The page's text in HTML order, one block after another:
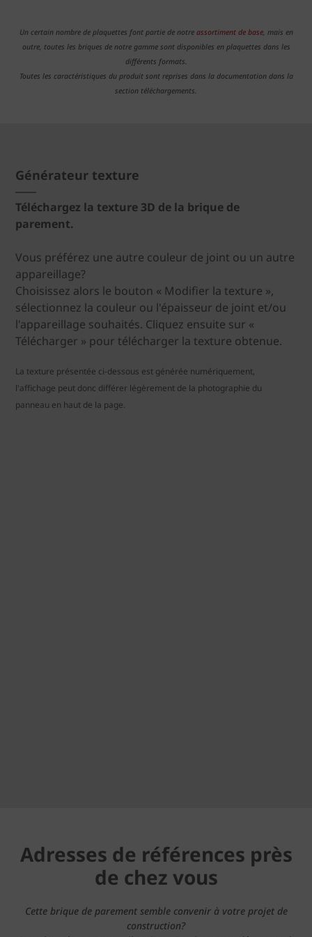
Un certain nombre de plaquettes font partie de notre assortiment de base, mais en
outre, toutes les briques de notre gamme sont disponibles en plaquettes dans les
différents formats.
Toutes les caractéristiques du produit sont reprises dans la documentation dans la
section téléchargements.
Générateur texture
Téléchargez la texture 3D de la brique de
parement.
Vous préférez une autre couleur de joint ou un autre
appareillage?
Choisissez alors le bouton « Modifier la texture »,
sélectionnez la couleur ou l'épaisseur de joint et/ou
l'appareillage souhaités. Cliquez ensuite sur «
Télécharger » pour télécharger la texture obtenue.
La texture présentée ci-dessous est générée numériquement,
l'affichage peut donc différer légèrement de la photographie du
panneau en haut de la page.
Adresses de références près
de chez vous
Cette brique de parement semble convenir à votre projet de
construction?